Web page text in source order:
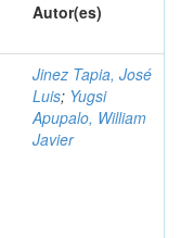
Autor(es)
Jinez Tapia, José
Luis; Yugsi
Apupalo, William
Javier